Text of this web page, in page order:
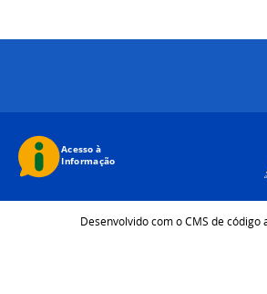
Desenvolvido com o CMS de código